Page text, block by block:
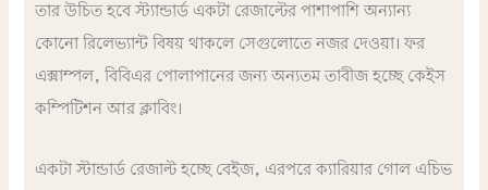
তার উচিত হবে স্ট্যান্ডার্ড একটা রেজাল্টেরপাশাপাশি অন্যান্য
কোনো রিলেভ্যান্ট বিষয় থাকলে সেগুলোতে নজর দেওয়া। ফর
এক্সাম্পল, বিবিএর পোলাপানের জন্য অন্যতম তাবীজ হচ্ছে কেইস
কম্পিটিশন আর ক্লাবিং।
একটা স্টান্ডার্ড রেজাল্ট হচ্ছে বেইজ, এরপরে ক্যারিয়ার গোল এচিভ